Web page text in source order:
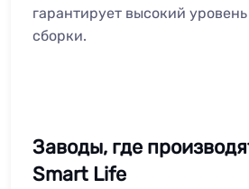
гарантирует высокий
сборки.
Заводы, где
Smart Life